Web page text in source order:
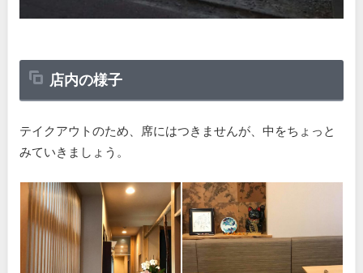
店内の様子
テイクアウトのため、席にはつきませんが、中をちょっと
みていきましょう。